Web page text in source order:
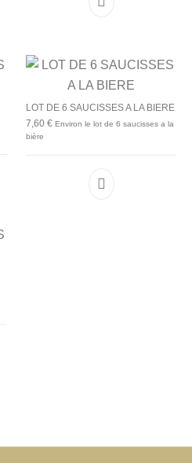
LOT DE 6 SAUCISSES A LA BIERE
7,60 € Environ le lot de 6 saucisses a la
bière